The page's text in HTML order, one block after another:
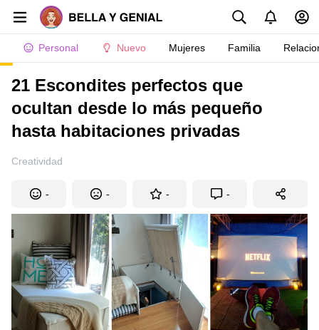
Personal Nuevo Mujeres Familia
21 Escondites perfectos que
ocultan desde lo más pequeño
hasta habitaciones privadas
Creatividad
- - - -